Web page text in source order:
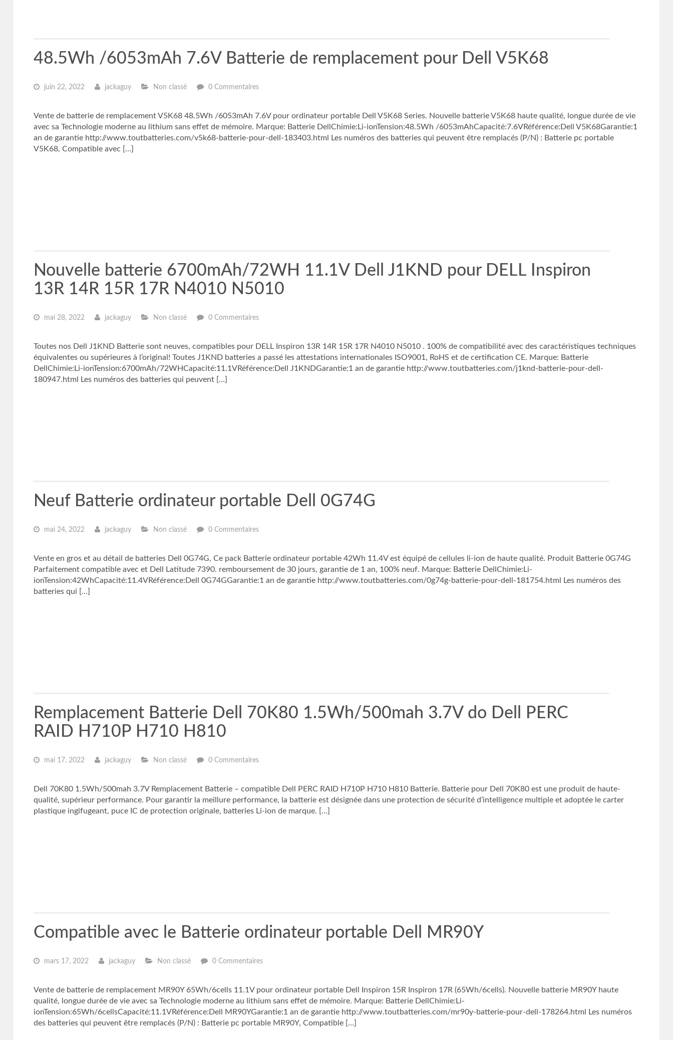
48.5Wh /6053mAh 7.6V Batterie de remplacement pour Dell V5K68
juin 22, 2022 jackaguy Non classé 0 Commentaires
Vente de batterie de remplacement V5K68 48.5Wh /6053mAh 7.6V pour ordinateur portable Dell V5K68 Series. Nouvelle batterie V5K68 haute qualité, longue durée de vie
avec sa Technologie moderne au lithium sans effet de mémoire. Marque: Batterie DellChimie:Li-ionTension:48.5Wh /6053mAhCapacité:7.6VRéférence:Dell V5K68Garantie:1
an de garantie http://www.toutbatteries.com/v5k68-batterie-pour-dell-183403.html Les numéros des batteries qui peuvent être remplacés (P/N) : Batterie pc portable
V5K68, Compatible avec […]
Nouvelle batterie 6700mAh/72WH 11.1V Dell J1KND pour DELL Inspiron
13R 14R 15R 17R N4010 N5010
mai 28, 2022 jackaguy Non classé 0 Commentaires
Toutes nos Dell J1KND Batterie sont neuves, compatibles pour DELL Inspiron 13R 14R 15R 17R N4010 N5010 . 100% de compatibilité avec des caractéristiques techniques
équivalentes ou supérieures à l’original! Toutes J1KND batteries a passé les attestations internationales ISO9001, RoHS et de certification CE. Marque: Batterie
DellChimie:Li-ionTension:6700mAh/72WHCapacité:11.1VRéférence:Dell J1KNDGarantie:1 an de garantie http://www.toutbatteries.com/j1knd-batterie-pour-dell-
180947.html Les numéros des batteries qui peuvent […]
Neuf Batterie ordinateur portable Dell 0G74G
mai 24, 2022 jackaguy Non classé 0 Commentaires
Vente en gros et au détail de batteries Dell 0G74G, Ce pack Batterie ordinateur portable 42Wh 11.4V est équipé de cellules li-ion de haute qualité. Produit Batterie 0G74G
Parfaitement compatible avec et Dell Latitude 7390. remboursement de 30 jours, garantie de 1 an, 100% neuf. Marque: Batterie DellChimie:Li-
ionTension:42WhCapacité:11.4VRéférence:Dell 0G74GGarantie:1 an de garantie http://www.toutbatteries.com/0g74g-batterie-pour-dell-181754.html Les numéros des
batteries qui […]
Remplacement Batterie Dell 70K80 1.5Wh/500mah 3.7V do Dell PERC
RAID H710P H710 H810
mai 17, 2022 jackaguy Non classé 0 Commentaires
Dell 70K80 1.5Wh/500mah 3.7V Remplacement Batterie – compatible Dell PERC RAID H710P H710 H810 Batterie. Batterie pour Dell 70K80 est une produit de haute-
qualité, supérieur performance. Pour garantir la meillure performance, la batterie est désignée dans une protection de sécurité d’intelligence multiple et adoptée le carter
plastique ingifugeant, puce IC de protection originale, batteries Li-ion de marque. […]
Compatible avec le Batterie ordinateur portable Dell MR90Y
mars 17, 2022 jackaguy Non classé 0 Commentaires
Vente de batterie de remplacement MR90Y 65Wh/6cells 11.1V pour ordinateur portable Dell Inspiron 15R Inspiron 17R (65Wh/6cells). Nouvelle batterie MR90Y haute
qualité, longue durée de vie avec sa Technologie moderne au lithium sans effet de mémoire. Marque: Batterie DellChimie:Li-
ionTension:65Wh/6cellsCapacité:11.1VRéférence:Dell MR90YGarantie:1 an de garantie http://www.toutbatteries.com/mr90y-batterie-pour-dell-178264.html Les numéros
des batteries qui peuvent être remplacés (P/N) : Batterie pc portable MR90Y, Compatible […]